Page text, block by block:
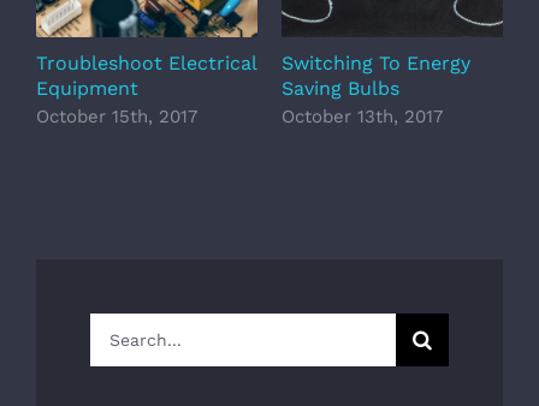
Troubleshoot Electrical
Equipment
October 15th, 2017
Switching To Energy
Saving Bulbs
October 13th, 2017
Search
for: